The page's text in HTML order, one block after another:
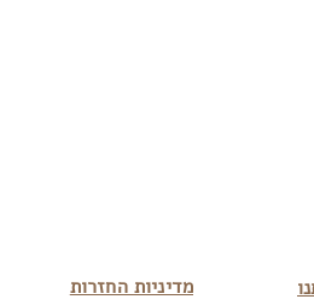
מדיניות החזרות